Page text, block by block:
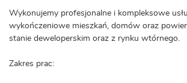
Wykonujemy profesjonalne i kompleksowe
wykończeniowe mieszkań, domów oraz
stanie deweloperskim oraz z rynku wtórnego.
Zakres prac: